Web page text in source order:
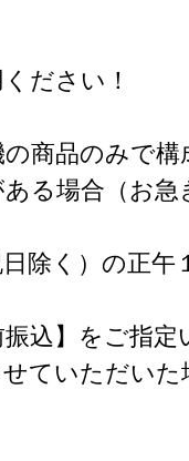
ださい！
商品のみで構
る場合（お急
除く）の正午
込】をご指定
ていただいた